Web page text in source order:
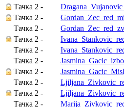
Тачка 2 -
Тачка 2 -
Тачка 2 -
Тачка 2 -
Тачка 2 -
Тачка 2 -
Тачка 2 -
Тачка 2 -
Тачка 2 -
Тачка 2 -